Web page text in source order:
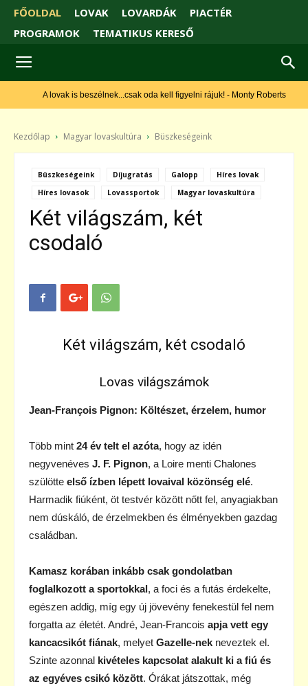
FŐOLDAL LOVAK LOVARDÁK
PIACTÉR
PROGRAMOK
TEMATIKUS KERESŐ
A lovak is beszélnek...csak oda kell figyelni rájuk! - Monty Roberts
Kezdőlap Magyar lovaskultúra Büszkeségeink
Büszkeségeink Díjugratás Galopp
Híres lovak
Híres lovasok
Lovassportok Magyar lovaskultúra
Két világszám, két
csodaló
Két világszám, két csodaló
Lovas világszámok
Jean-François Pignon: Költészet, érzelem, humor
Több mint 24 év telt el azóta, hogy az idén
negyvenéves J. F. Pignon, a Loire menti Chalones
szülötte első ízben lépett lovaival közönség elé.
Harmadik fiúként, öt testvér között nőtt fel, anyagiakban
nem dúskáló, de érzelmekben és élményekben gazdag
családban.
Kamasz korában inkább csak gondolatban
foglalkozott a sportokkal, a foci és a futás érdekelte,
egészen addig, míg egy új jövevény fenekestül fel nem
forgatta az életét. André, Jean-Francois apja vett egy
kancacsikót fiának, melyet Gazelle-nek neveztek el.
Szinte azonnal kivételes kapcsolat alakult ki a fiú és
az egyéves csikó között. Órákat játszottak, még